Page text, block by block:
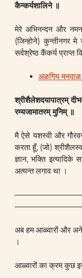
कैन्कर्यशालिने ॥
मेरे अभिनन्दन और
(जिन्होने) कुन्तीनगर
सर्वश्रेष्ठ कैंकर्य प्राप्त
अळगिय मनवाळ
श्रीशैलेशदयापात्रम्
रम्यजामातरम् मुनिम् ॥
मै ऐसे यशस्वी और
करता हूँ, (जो)
ज्ञान, भक्ति इत्यादिके
अत्यन्त लगाव था ।
अब हम आळ्वारों और
।
आळ्वारों का क्रम कुछ